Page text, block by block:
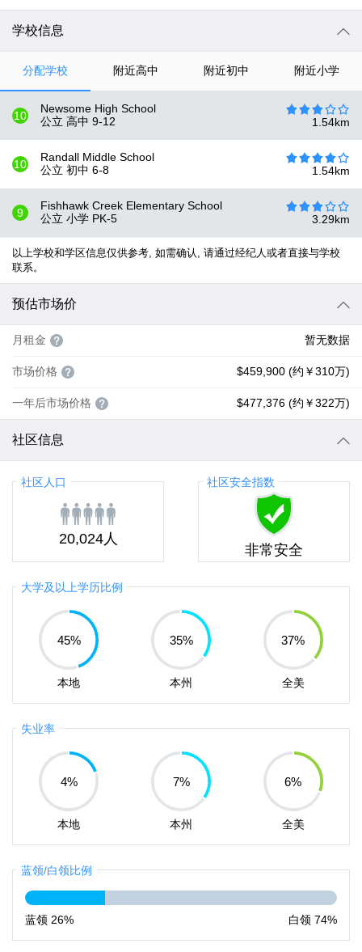
学校信息
分配学校 附近高中 附近初中 附近小学
10
Newsome High School
公立 高中 9-12 1.54km
10
Randall Middle School
公立 初中 6-8 1.54km
9
Fishhawk Creek Elementary School
公立 小学 PK-5 3.29km
以上学校和学区信息仅供参考, 如需确认, 请通过经纪人或者直接与学校
联系。
预估市场价
月租金 暂无数据
市场价格 $459,900 (约￥310万)
一年后市场价格 $477,376 (约￥322万)
社区信息
社区人口
20,024人
社区安全指数
非常安全
大学及以上学历比例
45%
本地
35%
本州
37%
全美
失业率
4%
本地
7%
本州
6%
全美
蓝领/白领比例
蓝领 26% 白领 74%